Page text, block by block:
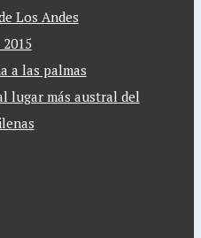
Los Andes
a las palmas
lugar más austral del